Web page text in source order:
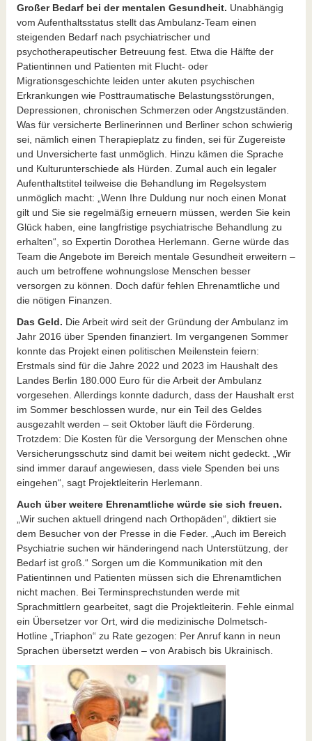
Großer Bedarf bei der mentalen Gesundheit. Unabhängig
vom Aufenthaltsstatus stellt das Ambulanz-Team einen
steigenden Bedarf nach psychiatrischer und
psychotherapeutischer Betreuung fest. Etwa die Hälfte der
Patientinnen und Patienten mit Flucht- oder
Migrationsgeschichte leiden unter akuten psychischen
Erkrankungen wie Posttraumatische Belastungsstörungen,
Depressionen, chronischen Schmerzen oder Angstzuständen.
Was für versicherte Berlinerinnen und Berliner schon schwierig
sei, nämlich einen Therapieplatz zu finden, sei für Zugereiste
und Unversicherte fast unmöglich. Hinzu kämen die Sprache
und Kulturunterschiede als Hürden. Zumal auch ein legaler
Aufenthaltstitel teilweise die Behandlung im Regelsystem
unmöglich macht: „Wenn Ihre Duldung nur noch einen Monat
gilt und Sie sie regelmäßig erneuern müssen, werden Sie kein
Glück haben, eine langfristige psychiatrische Behandlung zu
erhalten“, so Expertin Dorothea Herlemann. Gerne würde das
Team die Angebote im Bereich mentale Gesundheit erweitern –
auch um betroffene wohnungslose Menschen besser
versorgen zu können. Doch dafür fehlen Ehrenamtliche und
die nötigen Finanzen.
Das Geld. Die Arbeit wird seit der Gründung der Ambulanz im
Jahr 2016 über Spenden finanziert. Im vergangenen Sommer
konnte das Projekt einen politischen Meilenstein feiern:
Erstmals sind für die Jahre 2022 und 2023 im Haushalt des
Landes Berlin 180.000 Euro für die Arbeit der Ambulanz
vorgesehen. Allerdings konnte dadurch, dass der Haushalt erst
im Sommer beschlossen wurde, nur ein Teil des Geldes
ausgezahlt werden – seit Oktober läuft die Förderung.
Trotzdem: Die Kosten für die Versorgung der Menschen ohne
Versicherungsschutz sind damit bei weitem nicht gedeckt. „Wir
sind immer darauf angewiesen, dass viele Spenden bei uns
eingehen“, sagt Projektleiterin Herlemann.
Auch über weitere Ehrenamtliche würde sie sich freuen.
„Wir suchen aktuell dringend nach Orthopäden“, diktiert sie
dem Besucher von der Presse in die Feder. „Auch im Bereich
Psychiatrie suchen wir händeringend nach Unterstützung, der
Bedarf ist groß.“ Sorgen um die Kommunikation mit den
Patientinnen und Patienten müssen sich die Ehrenamtlichen
nicht machen. Bei Terminsprechstunden werde mit
Sprachmittlern gearbeitet, sagt die Projektleiterin. Fehle einmal
ein Übersetzer vor Ort, wird die medizinische Dolmetsch-
Hotline „Triaphon“ zu Rate gezogen: Per Anruf kann in neun
Sprachen übersetzt werden – von Arabisch bis Ukrainisch.